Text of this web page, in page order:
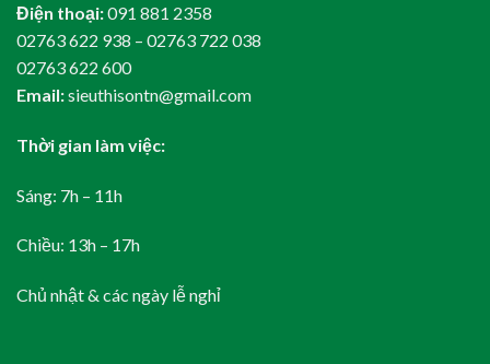
Điện thoại:091 881 2358
02763 622 938 – 02763 722 038
02763 622 600
Email:sieuthisontn@gmail.com
Thời gian làm việc:
Sáng: 7h – 11h
Chiều: 13h – 17h
Chủ nhật & các ngày lễ nghỉ